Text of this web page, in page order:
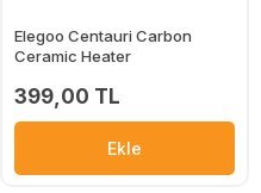
Elegoo Centauri Carbon
Ceramic Heater
399,00 TL
Ekle